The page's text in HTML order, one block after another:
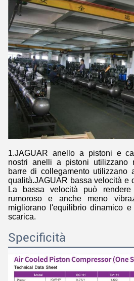
1.JAGUAR anello a pistoni e
nostri anelli a pistoni utilizzano
barre di collegamento utilizzano
qualità.JAGUAR bassa velocità e
La bassa velocità può
rumoroso e anche meno
migliorano l'equilibrio dinamico
scarica.
Specificità